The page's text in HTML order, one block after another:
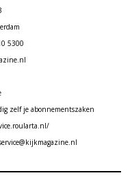
5300
zelf je abonnementszaken